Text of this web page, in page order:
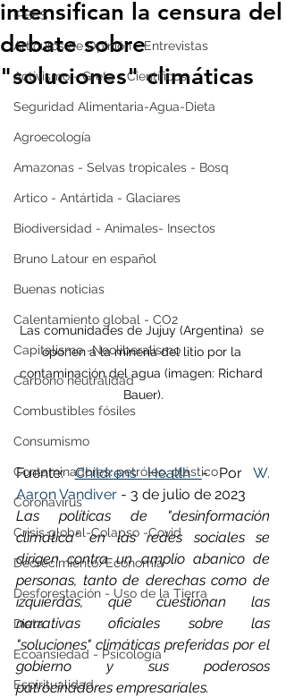
IPBES
Artículos de Opinión - Entrevistas
Activismo - Greta - Científicos
Seguridad Alimentaria-Agua-Dieta
Agroecología
Amazonas - Selvas tropicales - Bosq
Artico - Antártida - Glaciares
Biodiversidad - Animales- Insectos
Bruno Latour en español
Buenas noticias
Calentamiento global - CO2
Capitalismo -Neoliberalismo
Carbono neutralidad
Combustibles fósiles
Consumismo
Contaminadores: petróleo, plástico
Coronavirus
Crisis global-Colapso -Covid
Decrecimiento/Economía
Desforestación - Uso de la Tierra
Dieta
Ecoansiedad - Psicología
Espiritualidad
intensifican la censura del
debate sobre
"soluciones" climáticas
Las comunidades de Jujuy (Argentina)  se
oponen a la minería del litio por la
contaminación del agua (imagen: Richard
Bauer).
Fuente: Childrens Health - Por W.
Aaron Vandiver - 3 de julio de 2023
Las políticas de "desinformación
climática" en las redes sociales se
dirigen contra un amplio abanico de
personas, tanto de derechas como de
izquierdas, que cuestionan las
narrativas oficiales sobre las
"soluciones" climáticas preferidas por el
gobierno y sus poderosos
patrocinadores empresariales.